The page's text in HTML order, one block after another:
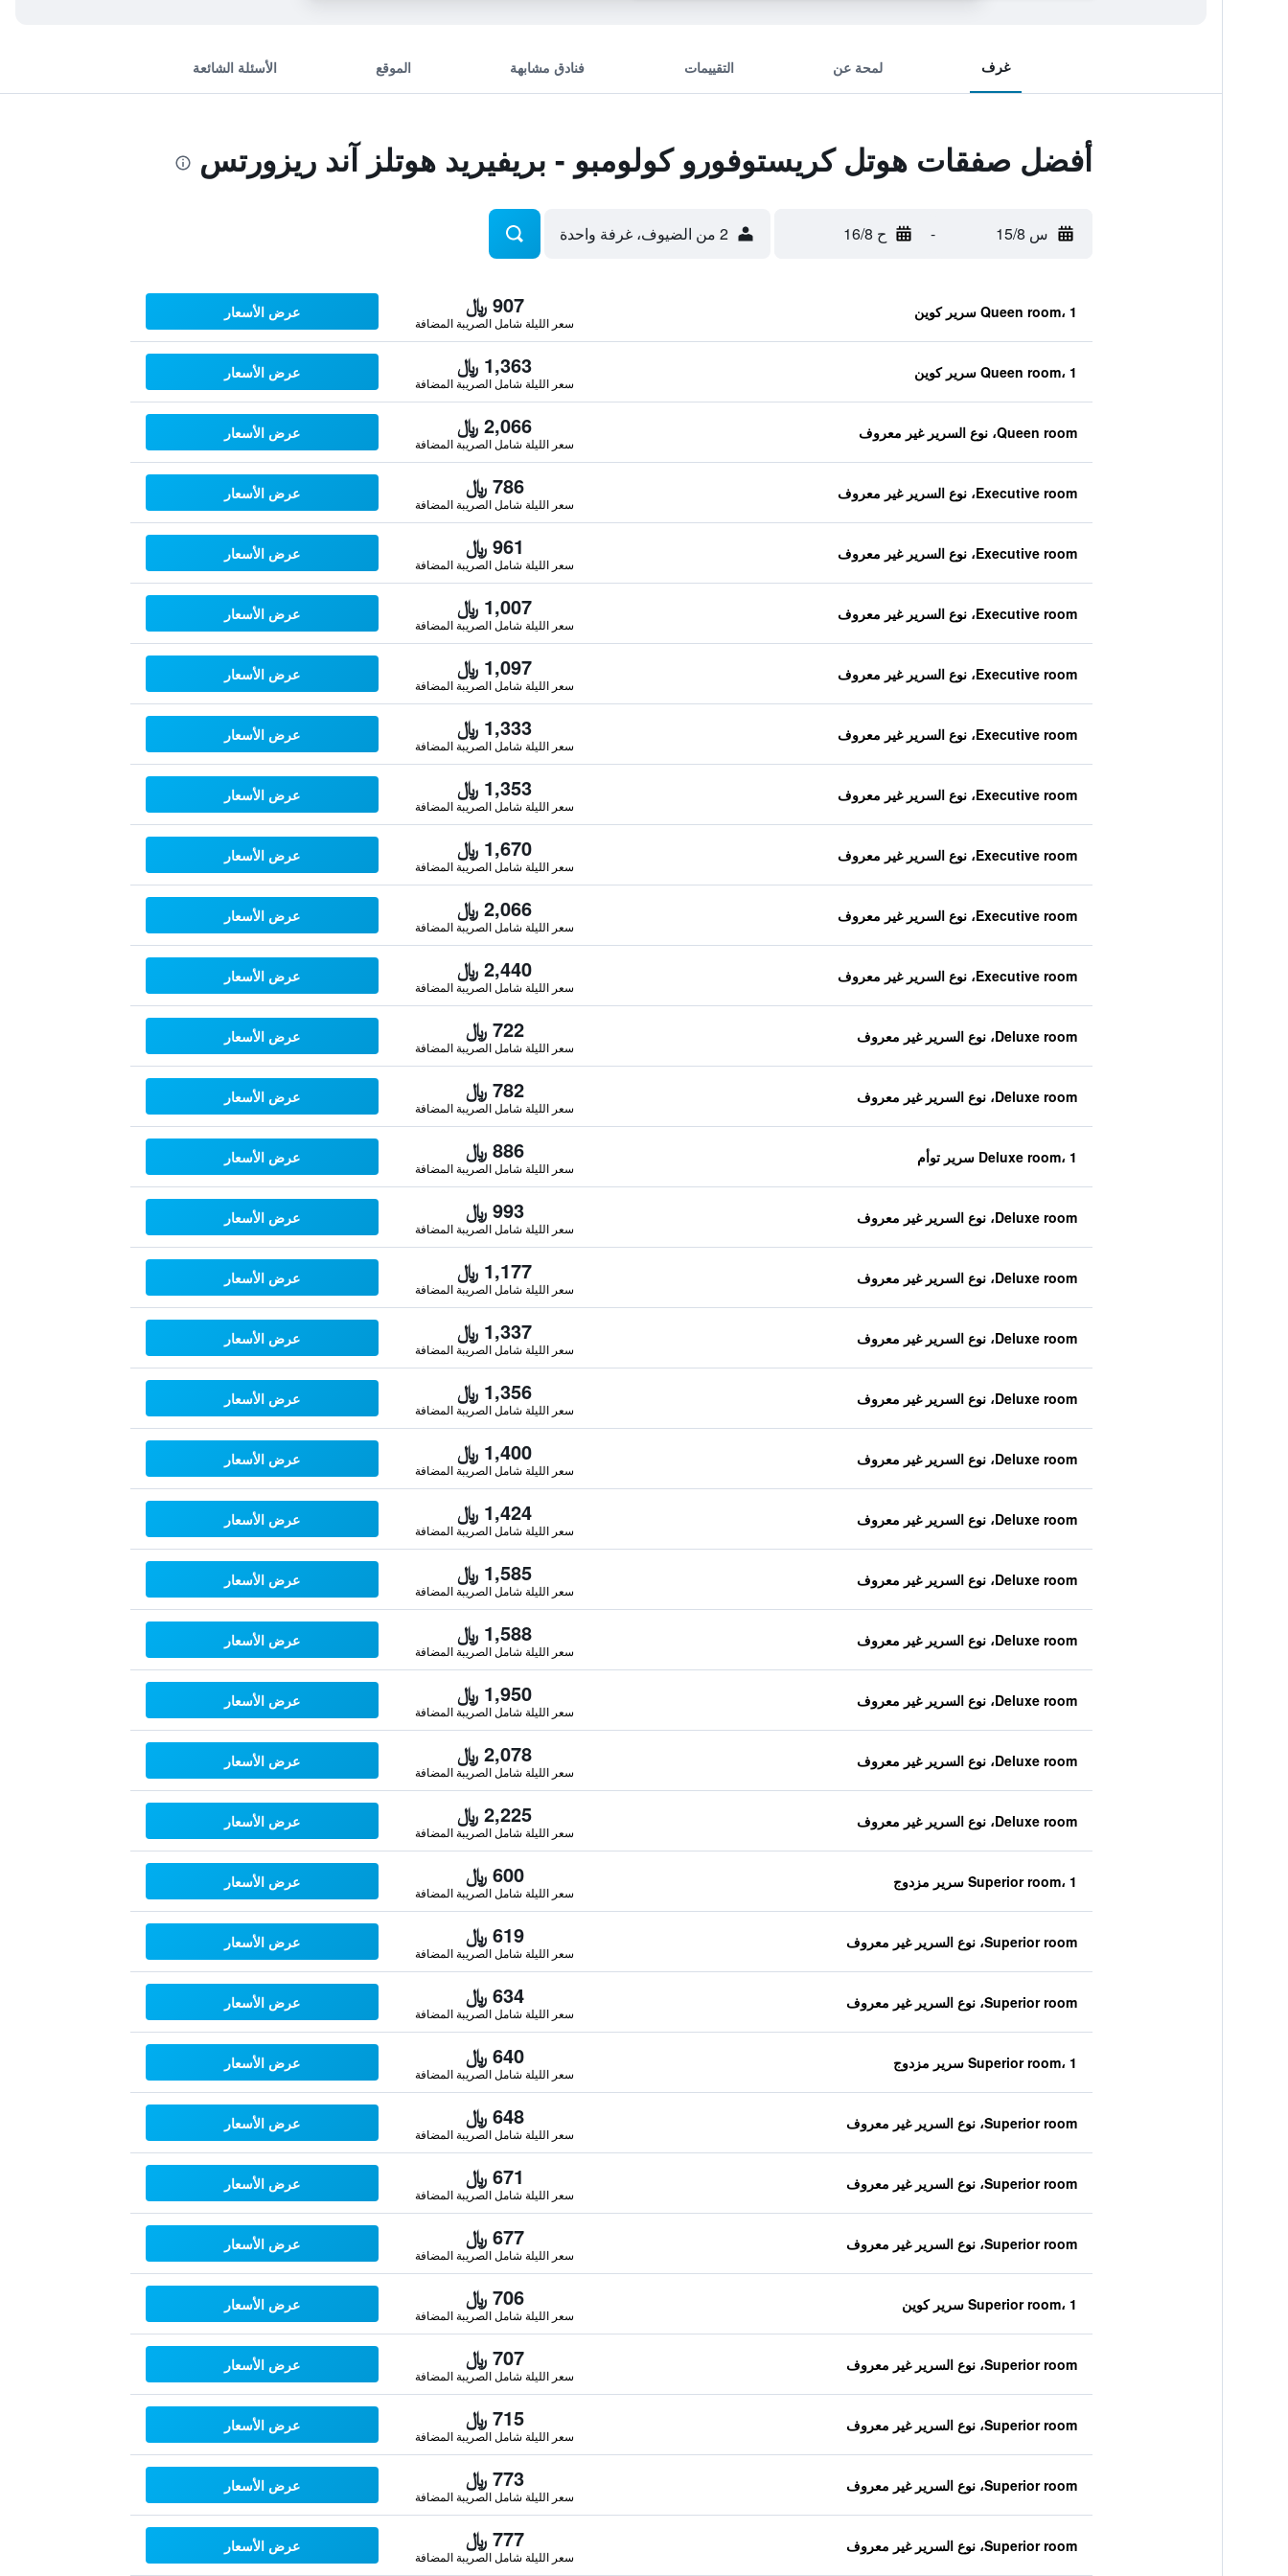
غرف لمحة عن التقييمات فنادق مشابهة الموقع الأسئلة الشائعة
أفضل صفقات هوتل كريستوفورو كولومبو - بريفيريد هوتلز آند ريزورتس
س 15/8 - ح 16/8 2 من الضيوف، غرفة واحدة
Queen room، 1 سرير كوين 907 ﷼
سعر الليلة شامل الصريبة المضافة
عرض الأسعار
Queen room، 1 سرير كوين 1,363 ﷼
سعر الليلة شامل الصريبة المضافة
عرض الأسعار
Queen room، نوع السرير غير معروف 2,066 ﷼
سعر الليلة شامل الصريبة المضافة
عرض الأسعار
Executive room، نوع السرير غير معروف 786 ﷼
سعر الليلة شامل الصريبة المضافة
عرض الأسعار
Executive room، نوع السرير غير معروف 961 ﷼
سعر الليلة شامل الصريبة المضافة
عرض الأسعار
Executive room، نوع السرير غير معروف 1,007 ﷼
سعر الليلة شامل الصريبة المضافة
عرض الأسعار
Executive room، نوع السرير غير معروف 1,097 ﷼
سعر الليلة شامل الصريبة المضافة
عرض الأسعار
Executive room، نوع السرير غير معروف 1,333 ﷼
سعر الليلة شامل الصريبة المضافة
عرض الأسعار
Executive room، نوع السرير غير معروف 1,353 ﷼
سعر الليلة شامل الصريبة المضافة
عرض الأسعار
Executive room، نوع السرير غير معروف 1,670 ﷼
سعر الليلة شامل الصريبة المضافة
عرض الأسعار
Executive room، نوع السرير غير معروف 2,066 ﷼
سعر الليلة شامل الصريبة المضافة
عرض الأسعار
Executive room، نوع السرير غير معروف 2,440 ﷼
سعر الليلة شامل الصريبة المضافة
عرض الأسعار
Deluxe room، نوع السرير غير معروف 722 ﷼
سعر الليلة شامل الصريبة المضافة
عرض الأسعار
Deluxe room، نوع السرير غير معروف 782 ﷼
سعر الليلة شامل الصريبة المضافة
عرض الأسعار
Deluxe room، 1 سرير توأم 886 ﷼
سعر الليلة شامل الصريبة المضافة
عرض الأسعار
Deluxe room، نوع السرير غير معروف 993 ﷼
سعر الليلة شامل الصريبة المضافة
عرض الأسعار
Deluxe room، نوع السرير غير معروف 1,177 ﷼
سعر الليلة شامل الصريبة المضافة
عرض الأسعار
Deluxe room، نوع السرير غير معروف 1,337 ﷼
سعر الليلة شامل الصريبة المضافة
عرض الأسعار
Deluxe room، نوع السرير غير معروف 1,356 ﷼
سعر الليلة شامل الصريبة المضافة
عرض الأسعار
Deluxe room، نوع السرير غير معروف 1,400 ﷼
سعر الليلة شامل الصريبة المضافة
عرض الأسعار
Deluxe room، نوع السرير غير معروف 1,424 ﷼
سعر الليلة شامل الصريبة المضافة
عرض الأسعار
Deluxe room، نوع السرير غير معروف 1,585 ﷼
سعر الليلة شامل الصريبة المضافة
عرض الأسعار
Deluxe room، نوع السرير غير معروف 1,588 ﷼
سعر الليلة شامل الصريبة المضافة
عرض الأسعار
Deluxe room، نوع السرير غير معروف 1,950 ﷼
سعر الليلة شامل الصريبة المضافة
عرض الأسعار
Deluxe room، نوع السرير غير معروف 2,078 ﷼
سعر الليلة شامل الصريبة المضافة
عرض الأسعار
Deluxe room، نوع السرير غير معروف 2,225 ﷼
سعر الليلة شامل الصريبة المضافة
عرض الأسعار
Superior room، 1 سرير مزدوج 600 ﷼
سعر الليلة شامل الصريبة المضافة
عرض الأسعار
Superior room، نوع السرير غير معروف 619 ﷼
سعر الليلة شامل الصريبة المضافة
عرض الأسعار
Superior room، نوع السرير غير معروف 634 ﷼
سعر الليلة شامل الصريبة المضافة
عرض الأسعار
Superior room، 1 سرير مزدوج 640 ﷼
سعر الليلة شامل الصريبة المضافة
عرض الأسعار
Superior room، نوع السرير غير معروف 648 ﷼
سعر الليلة شامل الصريبة المضافة
عرض الأسعار
Superior room، نوع السرير غير معروف 671 ﷼
سعر الليلة شامل الصريبة المضافة
عرض الأسعار
Superior room، نوع السرير غير معروف 677 ﷼
سعر الليلة شامل الصريبة المضافة
عرض الأسعار
Superior room، 1 سرير كوين 706 ﷼
سعر الليلة شامل الصريبة المضافة
عرض الأسعار
Superior room، نوع السرير غير معروف 707 ﷼
سعر الليلة شامل الصريبة المضافة
عرض الأسعار
Superior room، نوع السرير غير معروف 715 ﷼
سعر الليلة شامل الصريبة المضافة
عرض الأسعار
Superior room، نوع السرير غير معروف 773 ﷼
سعر الليلة شامل الصريبة المضافة
عرض الأسعار
Superior room، نوع السرير غير معروف 777 ﷼
سعر الليلة شامل الصريبة المضافة
عرض الأسعار